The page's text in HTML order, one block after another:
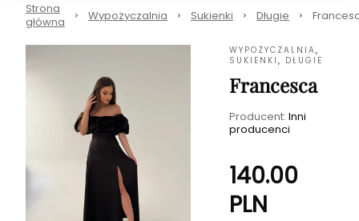
Strona
główna
Wypożyczalnia Sukienki Długie
WYPOŻYCZALNIA,
SUKIENKI, DŁUGIE
Francesca
Producent:Inni
producenci
140.00
PLN